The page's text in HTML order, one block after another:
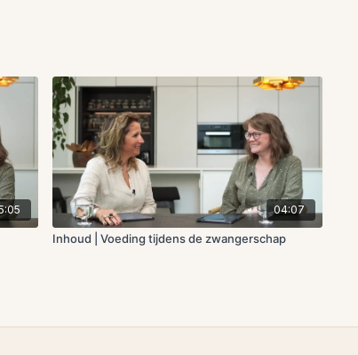
04:07
Inhoud | Voeding tijdens de zwangerschap